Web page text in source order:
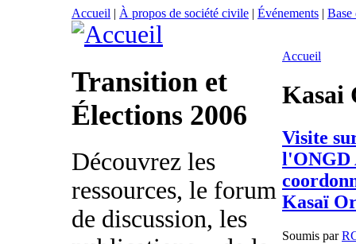
Accueil | À propos de société civile | Événements | Base
Transition et
Élections 2006
Découvrez les
ressources, le forum
de discussion, les
Accueil
Kasai
Visite
l'ONGD
Kasaï
Soumis par